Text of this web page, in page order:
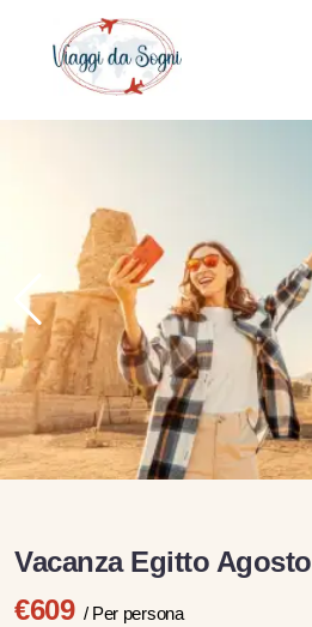
Vacanza Egitto
€609 / Per persona